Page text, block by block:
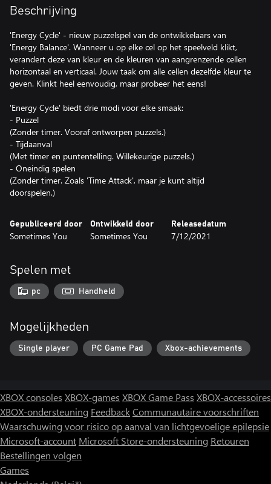
Beschrijving
'Energy Cycle' - nieuw puzzelspel van de ontwikkelaars van
'Energy Balance'. Wanneer u op elke cel op het speelveld klikt,
verandert deze van kleur en de kleuren van aangrenzende cellen
horizontaal en verticaal. Jouw taak om alle cellen dezelfde kleur te
geven. Klinkt heel eenvoudig, maar probeer het eens!
'Energy Cycle' biedt drie modi voor elke smaak:
- Puzzel
(Zonder timer. Vooraf ontworpen puzzels.)
- Tijdaanval
(Met timer en puntentelling. Willekeurige puzzels.)
- Oneindig spelen
(Zonder timer. Zoals 'Time Attack', maar je kunt altijd
doorspelen.)
Gepubliceerd door
Sometimes You
Ontwikkeld door
Sometimes You
Releasedatum
7/12/2021
Spelen met
pc Handheld
Mogelijkheden
Single player PC Game Pad Xbox-achievements
XBOX consoles XBOX-games XBOX Game Pass XBOX-accessoires
XBOX-ondersteuning FeedbackCommunautaire voorschriften
Waarschuwing voor risico op aanval van lichtgevoelige epilepsie
Microsoft-account Microsoft Store-ondersteuning Retouren
Bestellingen volgen
Games